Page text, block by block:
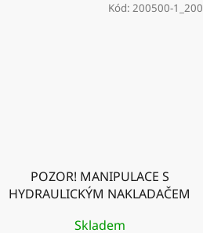
POZOR! MANIPULACE S
HYDRAULICKÝM NAKLADAČEM
Skladem
Kód: 200500-1_200